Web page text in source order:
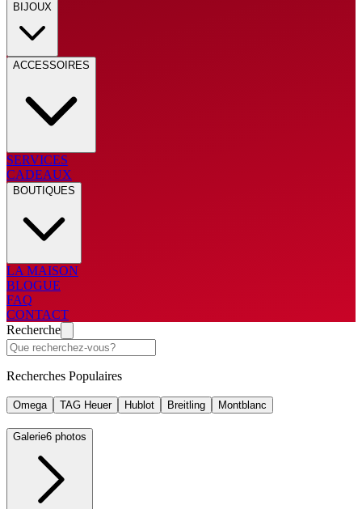
BIJOUX
ACCESSOIRES
SERVICES
CADEAUX
BOUTIQUES
LA MAISON
BLOGUE
FAQ
CONTACT
Recherche
Recherches Populaires
Omega TAG Heuer Hublot Breitling Montblanc
Galerie6 photos